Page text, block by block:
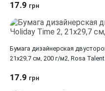
17.9 грн
Бумага дизайнерская
21х29,7 см, 200 г/м2, Rosa Talent
17.9 грн